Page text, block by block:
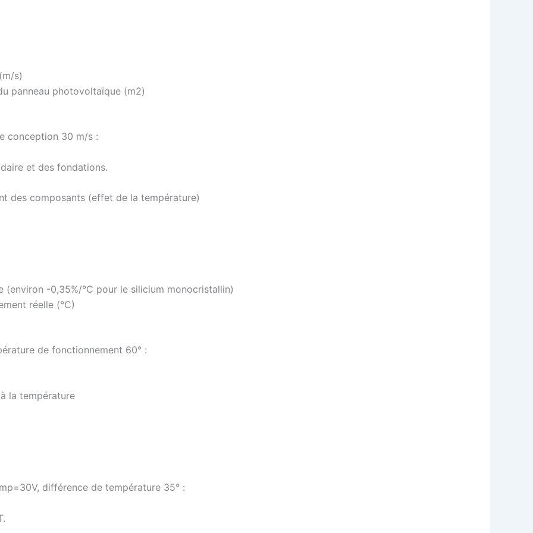
s)
panneau photovoltaïque (m2)
conception 30 m/s :
et des fondations.
des composants (effet de la température)
-0,35%/°C pour le silicium monocristallin)
réelle (°C)
de fonctionnement 60° :
la température
différence de température 35° :